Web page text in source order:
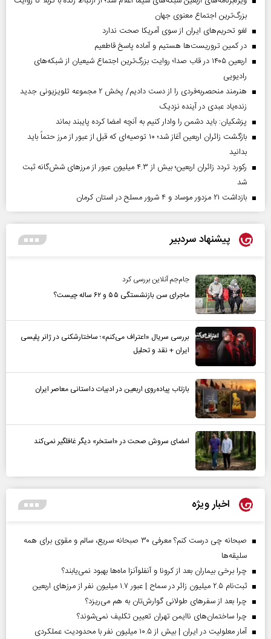
بزرگ‌ترین اجتماع معنوی جهان
لغو تحریم‌های ایران از سوی آمریکا صحت ندارد
در کمین تروریست‌ها هستیم و آماده پاسخ قاطعیم
اربعین ۱۴۰۵ در قاب صدا؛ روایت بزرگ‌ترین اجتماع شیعیان از شبکه‌های
رادیویی
هنرمند منحصر‌به‌فردی را از دست دادیم/ پخش ۲ مجموعه تلویزیونی جدید
زنده‌یاد عبدی در آینده نزدیک
پزشکیان: باید دشمن را وادار کنیم به آنچه امضا کرده پایبند بماند
بازگشت زائران اربعین آغاز شد؛ ۱۰ توصیه‌ای که قبل از عبور از مرز حتماً باید
بدانید
رکورد تردد زائران اربعین؛ بیش از ۴.۳ میلیون عبور از مرزهای شش‌گانه ثبت
شد
بازداشت ۲۱ مزدور موساد و ۴ شرور مسلح در استان کرمان
پیشنهاد سردبیر
جام‌جم آنلاین بررسی کرد
ماجرای سن بازنشستگی ۵۵ و ۶۲ ساله چیست؟
بررسی سریال «اعتراف می‌کنم»؛ ساختارشکنی در ژانر پلیسی
ایران + نقد و تحلیل
بازتاب پیاده‌روی اربعین در ادبیات داستانی معاصر ایران
امضای سروش صحت در «استخر» دیگر غافلگیر نمی‌کند
اخبار ویژه
صبحانه چی درست کنم؟ معرفی ۳۰ صبحانه سریع، سالم و مقوی برای همه
سلیقه‌ها
چرا برخی بیماران بعد از کرونا و آنفلوآنزا ماه‌ها بهبود نمی‌یابند؟
ثبت‌نام ۲.۵ میلیون زائر در سماح | عبور ۱.۷ میلیون نفر از مرز‌های اربعین
چرا بعد از سفرهای طولانی گوارش‌تان به هم می‌ریزد؟
چرا ساختمان‌های ناایمن تهران تعیین تکلیف نمی‌شوند؟
آمار معلولیت در ایران | بیش از ۱۰.۵ میلیون نفر با محدودیت عملکردی